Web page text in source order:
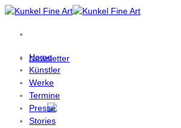
Zum
springen
Newsletter
Home
Künstler
Werke
Termine
Presse
Stories